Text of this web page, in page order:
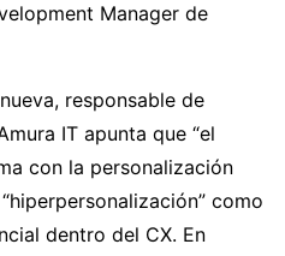
Manager de
responsable de
IT apunta que “el
con la personalización
como
dentro del CX. En